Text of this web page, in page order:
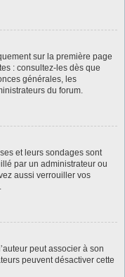
sur la première page
: consultez-les dès que
générales, les
du forum.
et leurs sondages sont
par un administrateur ou
aussi verrouiller vos
peut associer à son
peuvent désactiver cette